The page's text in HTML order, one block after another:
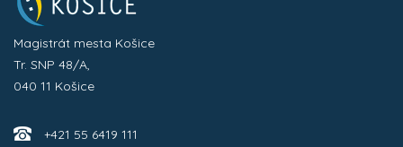
Magistrát mesta Košice
Tr. SNP 48/A,
040 11 Košice
+421 55 6419 111